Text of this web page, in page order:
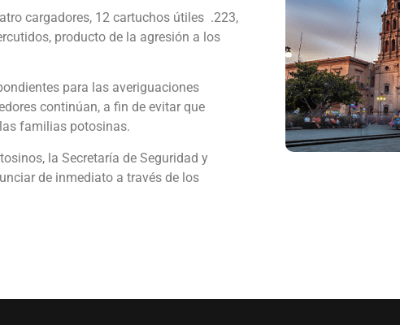
cargadores, 12 cartuchos útiles .223,
producto de la agresión a los
para las averiguaciones
continúan, a fin de evitar que
familias potosinas.
la Secretaría de Seguridad y
de inmediato a través de los